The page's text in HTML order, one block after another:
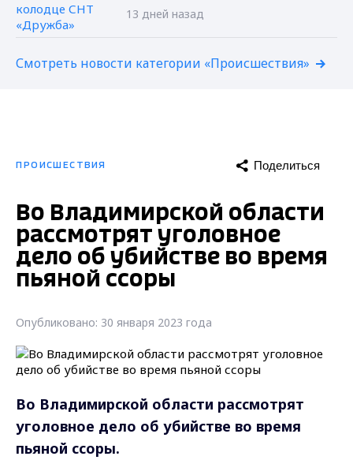
13 дней назад
Смотреть новости категории «Происшествия»
ПРОИСШЕСТВИЯ Поделиться
Во Владимирской области
рассмотрят уголовное
дело об убийстве во время
пьяной ссоры
Опубликовано: 30 января 2023 года
Во Владимирской области рассмотрят
уголовное дело об убийстве во время
пьяной ссоры.